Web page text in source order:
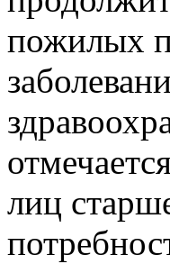
пожилых
лиц